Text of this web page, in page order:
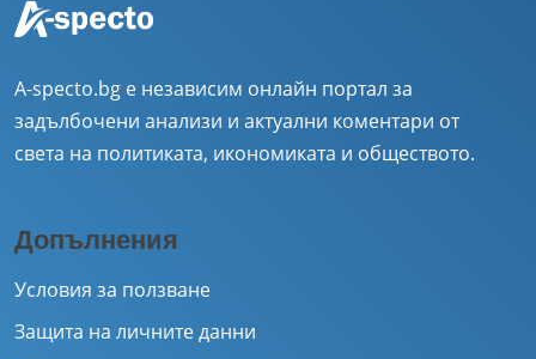
A-specto.bg е независим онлайн портал за
задълбочени анализи и актуални коментари от
света на политиката, икономиката и обществото.
Допълнения
Условия за ползване
Защита на личните данни